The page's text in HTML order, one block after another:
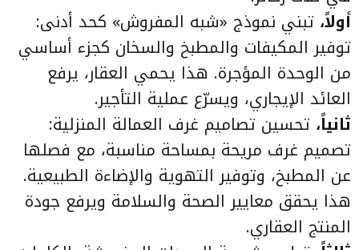
أولاً، تبني نموذج «شبه المفروش» كحد أدنى:
توفير المكيفات والمطبخ والسخان كجزء أساسي
من الوحدة المؤجرة. هذا يحمي العقار، يرفع
العائد الإيجاري، ويسرّع عملية التأجير.
ثانياً، تحسين تصاميم غرف العمالة المنزلية:
تصميم غرف مريحة بمساحة مناسبة، مع فصلها
عن المطبخ، وتوفير التهوية والإضاءة الطبيعية.
هذا يحقق معايير الصحة والسلامة ويرفع جودة
المنتج العقاري.